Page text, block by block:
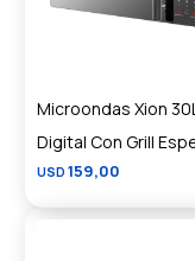
Microondas Xion
Digital Con Grill
USD 159,00